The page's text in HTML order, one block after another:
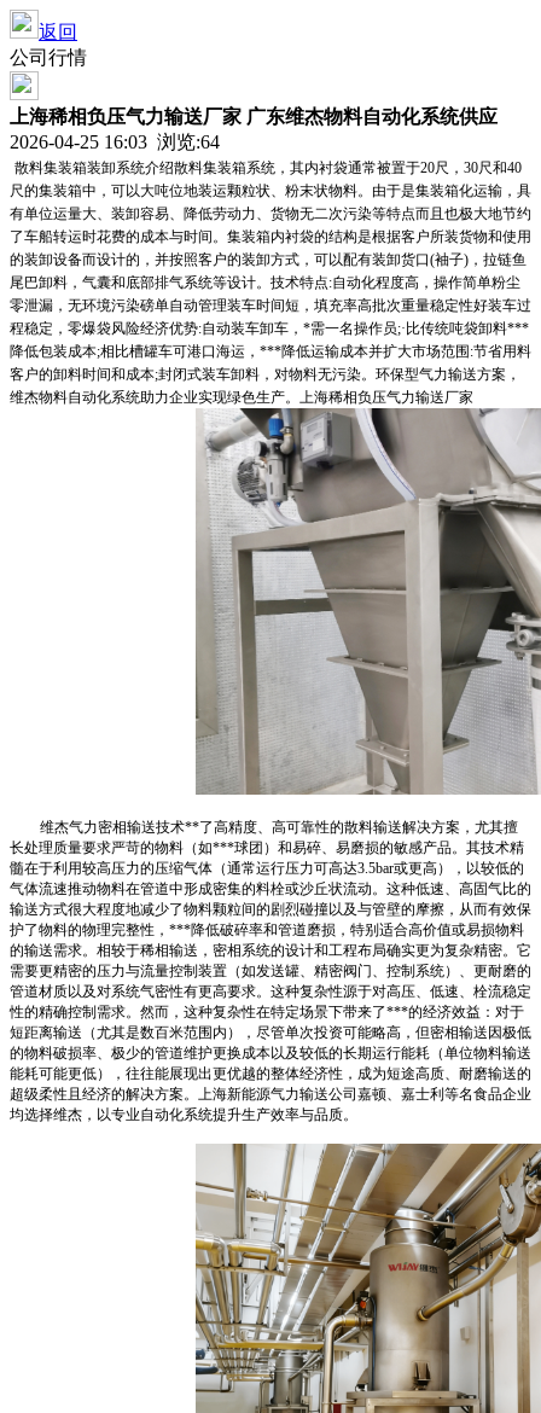
返回
公司行情
上海稀相负压气力输送厂家 广东维杰物料自动化系统供应
2026-04-25 16:03 浏览:64
散料集装箱装卸系统介绍散料集装箱系统，其内衬袋通常被置于20尺，30尺和40
尺的集装箱中，可以大吨位地装运颗粒状、粉末状物料。由于是集装箱化运输，具
有单位运量大、装卸容易、降低劳动力、货物无二次污染等特点而且也极大地节约
了车船转运时花费的成本与时间。集装箱内衬袋的结构是根据客户所装货物和使用
的装卸设备而设计的，并按照客户的装卸方式，可以配有装卸货口(袖子)，拉链鱼
尾巴卸料，气囊和底部排气系统等设计。技术特点:自动化程度高，操作简单粉尘
零泄漏，无环境污染磅单自动管理装车时间短，填充率高批次重量稳定性好装车过
程稳定，零爆袋风险经济优势:自动装车卸车，*需一名操作员;·比传统吨袋卸料***
降低包装成本;相比槽罐车可港口海运，***降低运输成本并扩大市场范围:节省用料
客户的卸料时间和成本;封闭式装车卸料，对物料无污染。环保型气力输送方案，
维杰物料自动化系统助力企业实现绿色生产。上海稀相负压气力输送厂家
维杰气力密相输送技术**了高精度、高可靠性的散料输送解决方案，尤其擅
长处理质量要求严苛的物料（如***球团）和易碎、易磨损的敏感产品。其技术精
髓在于利用较高压力的压缩气体（通常运行压力可高达3.5bar或更高），以较低的
气体流速推动物料在管道中形成密集的料栓或沙丘状流动。这种低速、高固气比的
输送方式很大程度地减少了物料颗粒间的剧烈碰撞以及与管壁的摩擦，从而有效保
护了物料的物理完整性，***降低破碎率和管道磨损，特别适合高价值或易损物料
的输送需求。相较于稀相输送，密相系统的设计和工程布局确实更为复杂精密。它
需要更精密的压力与流量控制装置（如发送罐、精密阀门、控制系统）、更耐磨的
管道材质以及对系统气密性有更高要求。这种复杂性源于对高压、低速、栓流稳定
性的精确控制需求。然而，这种复杂性在特定场景下带来了***的经济效益：对于
短距离输送（尤其是数百米范围内），尽管单次投资可能略高，但密相输送因极低
的物料破损率、极少的管道维护更换成本以及较低的长期运行能耗（单位物料输送
能耗可能更低），往往能展现出更优越的整体经济性，成为短途高质、耐磨输送的
超级柔性且经济的解决方案。上海新能源气力输送公司嘉顿、嘉士利等名食品企业
均选择维杰，以专业自动化系统提升生产效率与品质。